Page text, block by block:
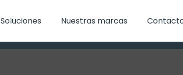
Soluciones Nuestras marcas